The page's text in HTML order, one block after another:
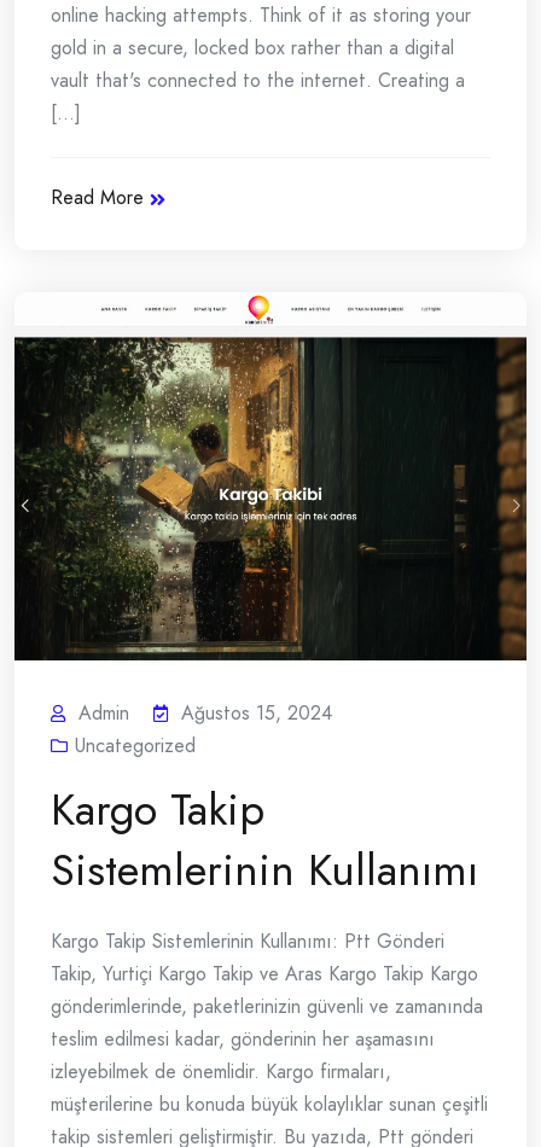
online hacking attempts. Think of it as storing your
gold in a secure, locked box rather than a digital
vault that's connected to the internet. Creating a
[...]
Read More
Admin
Ağustos 15, 2024
Uncategorized
Kargo Takip
Sistemlerinin Kullanımı
Kargo Takip Sistemlerinin Kullanımı: Ptt Gönderi
Takip, Yurtiçi Kargo Takip ve Aras Kargo Takip Kargo
gönderimlerinde, paketlerinizin güvenli ve zamanında
teslim edilmesi kadar, gönderinin her aşamasını
izleyebilmek de önemlidir. Kargo firmaları,
müşterilerine bu konuda büyük kolaylıklar sunan çeşitli
takip sistemleri geliştirmiştir. Bu yazıda, Ptt gönderi